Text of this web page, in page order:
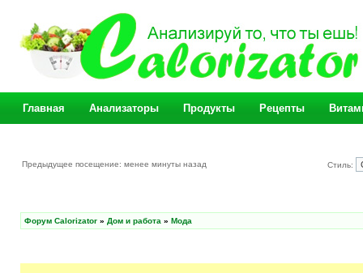
Главная Анализаторы Продукты Рецепты
Предыдущее посещение: менее минуты назад Стиль:
Форум Calorizator » Дом и работа » Мода